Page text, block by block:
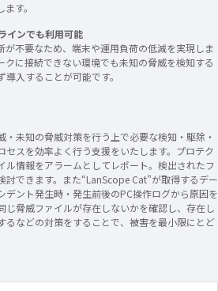
す。
インでも利用可能
が不要なため、端末や運用負荷の低減を実現しま
クに接続できない環境でも未知の脅威を検知する
入することが可能です。
・未知の脅威対策を行う上で必要な検知・駆除・
セスを効率よく行う支援をいたします。プロテク
ル情報をアラームとしてレポート。検出されたフ
討できます。また“LanScope Cat”が取得するデー
デント発生時・発生前後のPC操作ログから原因を
じ脅威ファイルが存在しないかを確認し、存在し
るなどの対策をすることで、被害を最小限にとど